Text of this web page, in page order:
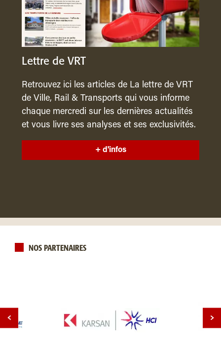
Lettre de VRT
Retrouvez ici les articles de La lettre de VRT
de Ville, Rail & Transports qui vous informe
chaque mercredi sur les dernières actualités
et vous livre ses analyses et ses exclusivités.
+ d'infos
NOS PARTENAIRES